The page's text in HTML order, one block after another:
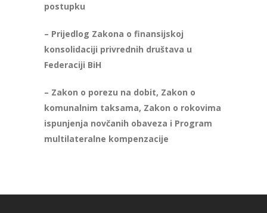
postupku
– Prijedlog Zakona o finansijskoj
konsolidaciji privrednih društava u
Federaciji BiH
– Zakon o porezu na dobit, Zakon o
komunalnim taksama, Zakon o rokovima
ispunjenja novčanih obaveza i Program
multilateralne kompenzacije